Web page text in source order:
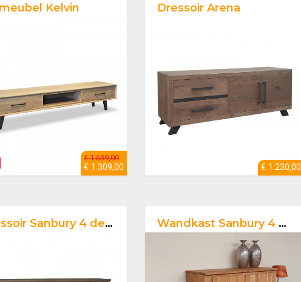
Kelvin
€ 1.639,00
€ 1.309,00
Dressoir Arena
€ 1.230,00
Sanbury 4 deuren Wandkast Sanbury 4 deurs